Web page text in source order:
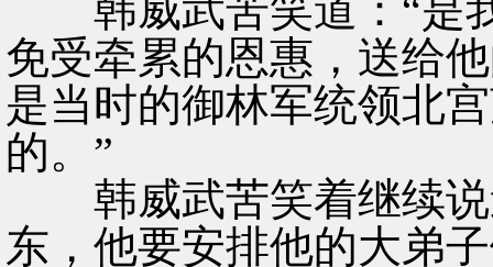
韩威武苦笑道：“是
免受牵累的恩惠，送给
是当时的御林军统领北
的。”
韩威武苦笑着继续说
东，他要安排他的大弟